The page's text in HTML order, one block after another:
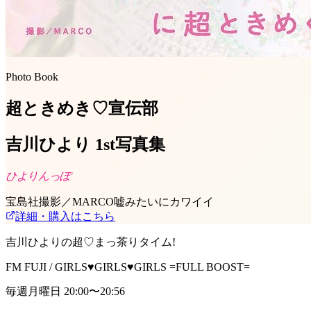
Photo Book
超ときめき♡宣伝部
吉川ひより 1st写真集
ひよりんっぽ
宝島社撮影／MARCO嘘みたいにカワイイ
詳細・購入はこちら
吉川ひよりの超♡まっ茶りタイム!
FM FUJI / GIRLS♥GIRLS♥GIRLS =FULL BOOST=
毎週月曜日 20:00〜20:56